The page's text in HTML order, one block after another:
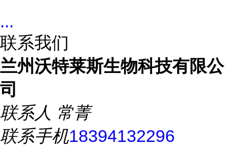
...
联系我们
兰州沃特莱斯生物科技有限公
司
联系人 常菁
联系手机18394132296